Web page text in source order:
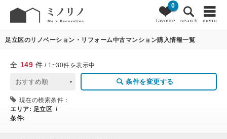
favorite
0
search menu
149 条件変更
足立区のリノベーション・リフォーム中古マンション購入情報一覧
全 149 件 / 1~30件を表示中
条件を変更する
現在の検索条件：
エリア: 足立区 /
条件: